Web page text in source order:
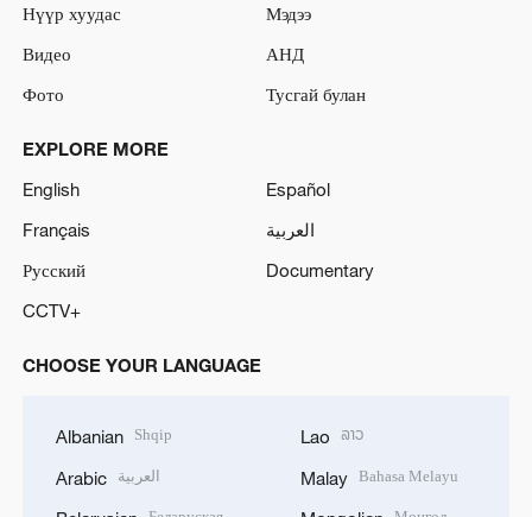
Нүүр хуудас
Мэдээ
Видео
АНД
Фото
Тусгай булан
EXPLORE MORE
English
Español
Français
العربية
Русский
Documentary
CCTV+
CHOOSE YOUR LANGUAGE
Albanian Shqip
Arabic العربية
Lao ລາວ
Malay Bahasa Melayu